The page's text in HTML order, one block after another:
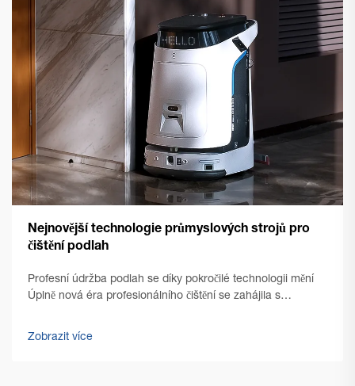
Nejnovější technologie průmyslových strojů pro
čištění podlah
Profesní údržba podlah se díky pokročilé technologii mění
Úplně nová éra profesionálního čištění se zahájila s
komerčním prostředí. Řízení zařízení se od té doby
Zobrazit více